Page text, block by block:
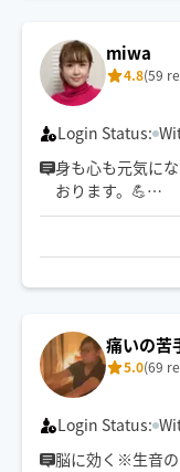
miwa
4.8(59
Login Status:
身も心も元気に
おります。💪
オイルトリート
ビューティーサ
をいかし、柔軟
週に2、3回夜🌉
痛いの苦
とみ
5.0(69
Login Status:
脳に効く※生音